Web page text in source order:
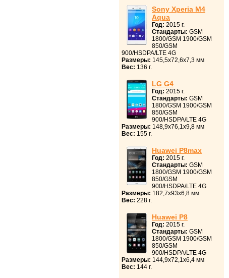
Sony Xperia M4
Aqua
Год: 2015 г.
Стандарты: GSM
1800/GSM 1900/GSM
850/GSM
900/HSDPA/LTE 4G
Размеры: 145,5x72,6x7,3 мм
Вес: 136 г.
LG G4
Год: 2015 г.
Стандарты: GSM
1800/GSM 1900/GSM
850/GSM
900/HSDPA/LTE 4G
Размеры: 148,9x76,1x9,8 мм
Вес: 155 г.
Huawei P8max
Год: 2015 г.
Стандарты: GSM
1800/GSM 1900/GSM
850/GSM
900/HSDPA/LTE 4G
Размеры: 182,7x93x6,8 мм
Вес: 228 г.
Huawei P8
Год: 2015 г.
Стандарты: GSM
1800/GSM 1900/GSM
850/GSM
900/HSDPA/LTE 4G
Размеры: 144,9x72,1x6,4 мм
Вес: 144 г.